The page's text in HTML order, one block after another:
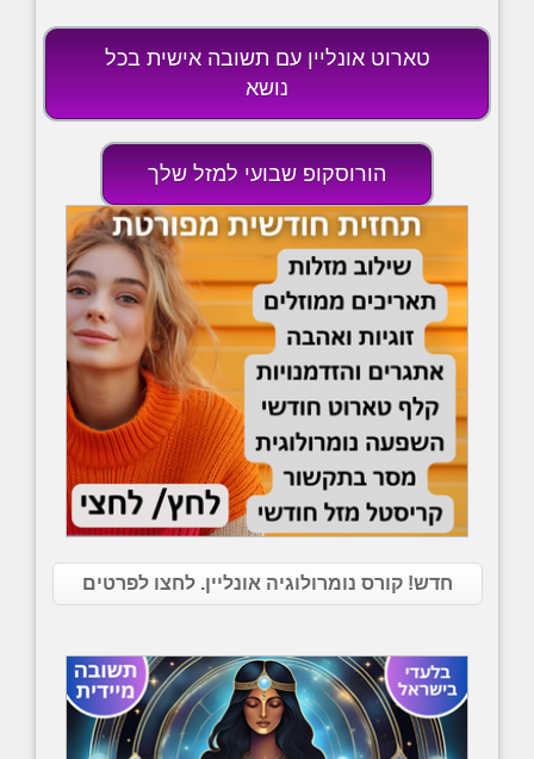
טארוט אונליין עם תשובה אישית בכל
נושא
הורוסקופ שבועי למזל שלך
חדש! קורס נומרולוגיה אונליין. לחצו לפרטים